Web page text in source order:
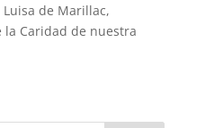
de Marillac,
la Caridad de nuestra